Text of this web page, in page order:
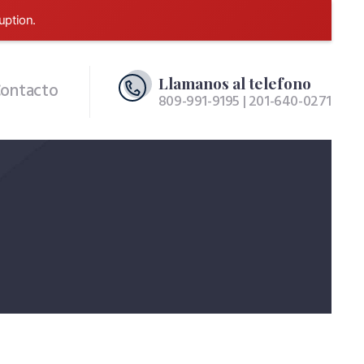
Llamanos al telefono
809-991-9195 | 201-640-0271